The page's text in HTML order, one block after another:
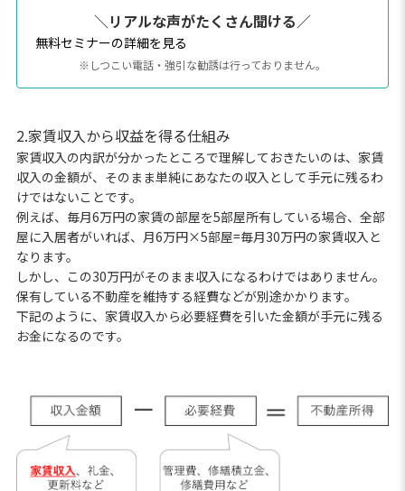
＼リアルな声がたくさん聞ける／
無料セミナーの詳細を見る
※しつこい電話・強引な勧誘は行っておりません。
2.家賃収入から収益を得る仕組み
家賃収入の内訳が分かったところで理解しておきたいのは、家賃
収入の金額が、そのまま単純にあなたの収入として手元に残るわ
けではないことです。
例えば、毎月6万円の家賃の部屋を5部屋所有している場合、全部
屋に入居者がいれば、月6万円×5部屋=毎月30万円の家賃収入と
なります。
しかし、この30万円がそのまま収入になるわけではありません。
保有している不動産を維持する経費などが別途かかります。
下記のように、家賃収入から必要経費を引いた金額が手元に残る
お金になるのです。